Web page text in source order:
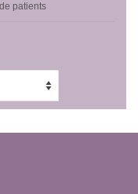
patients